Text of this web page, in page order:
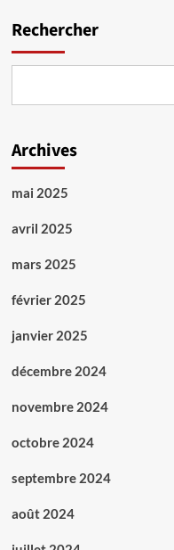
Rechercher
Archives
mai 2025
avril 2025
mars 2025
février 2025
janvier 2025
décembre 2024
novembre 2024
octobre 2024
septembre 2024
août 2024